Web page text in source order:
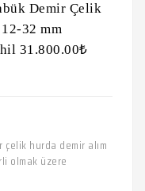
Demir Çelik
32 mm
31.800.00₺
hurda demir alım
olmak üzere